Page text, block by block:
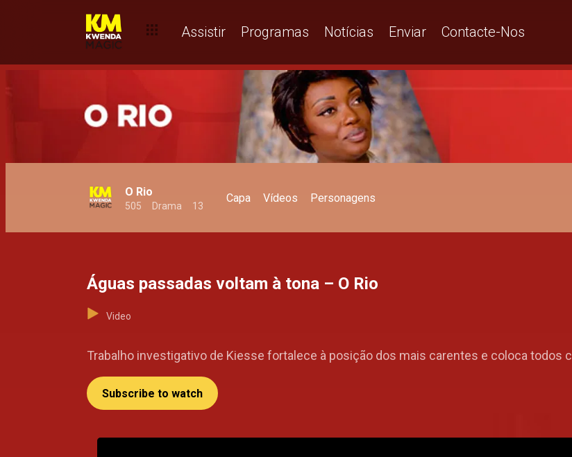
Assistir Programas Notícias Enviar Contacte-Nos
O Rio
505 Drama 13
Capa Vídeos Personagens
Águas passadas voltam à tona – O Rio
Video
Trabalho investigativo de Kiesse fortalece à posição dos mais carentes e coloca todos
Subscribe to watch